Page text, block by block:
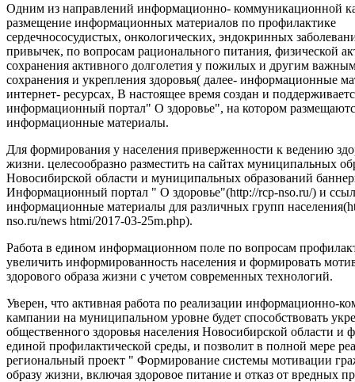
Одним из направлений информационно- коммуникационной
размещение информационных материалов по профилактике
сердечнососудистых, онкологических, эндокринных
привычек, по вопросам рационального питания, физической
сохранения активного долголетия у пожилых и другим
сохранения и укрепления здоровья( далее- информационные
интернет- ресурсах, В настоящее время создан и
информационный портал" О здоровье", на котором
информационные материалы.
Для формирования у населения приверженности к ведению
жизни. целесообразно разместить на сайтах муниципальных
Новосибирской области и муниципальных образований
Информационный портал " О здоровье"(http://rcp-nso.ru/) и
информационные материалы для различных групп
nso.ru/news htmi/2017-03-25m.php).
Работа в едином информационном поле по вопросам
увеличить информированность населения и формировать
здорового образа жизни с учетом современных технологий.
Уверен, что активная работа по реализации информационно-
кампании на муниципальном уровне будет способствовать
общественного здоровья населения Новосибирской области и
единой профилактической среды, и позволит в полной мере
региональный проект " Формирование системы мотивации
образу жизни, включая здоровое питание и отказ от вредных